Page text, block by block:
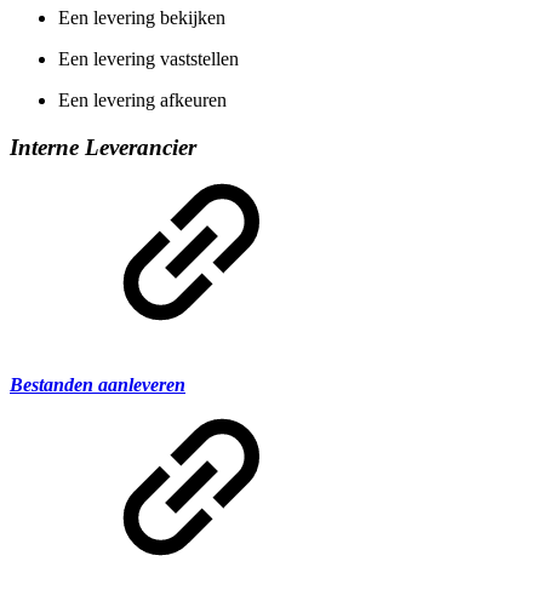
Een levering bekijken
Een levering vaststellen
Een levering afkeuren
Interne Leverancier
Bestanden aanleveren